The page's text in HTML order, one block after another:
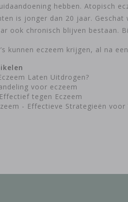
hebben. Atopisch
is jonger dan 20 jaar.
ook chronisch blijven bestaan.
kunnen eczeem krijgen, al na
Laten Uitdrogen?
voor eczeem
tegen Eczeem
- Effectieve Strategieën